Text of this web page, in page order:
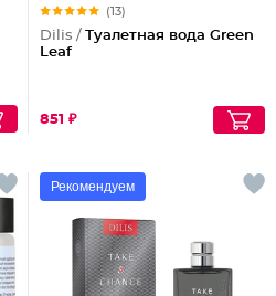
(13)
Dilis / Туалетная вода Green
Leaf
851 ₽
Рекомендуем